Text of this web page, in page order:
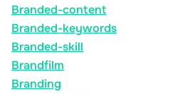
Branded-content
Branded-keywords
Branded-skill
Brandfilm
Branding